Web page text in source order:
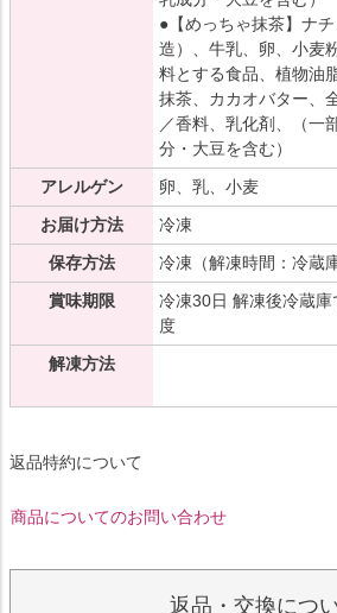
●【めっちゃ抹茶】ナ
造）、牛乳、卵、小麦
料とする食品、植物油
抹茶、カカオバター、
／香料、乳化剤、（一
分・大豆を含む）
アレルゲン
卵、乳、小麦
お届け方法
冷凍
保存方法
冷凍（解凍時間：冷蔵
賞味期限
冷凍30日 解凍後冷蔵
度
解凍方法
返品特約について
商品についてのお問い合わせ
返品・交換につ